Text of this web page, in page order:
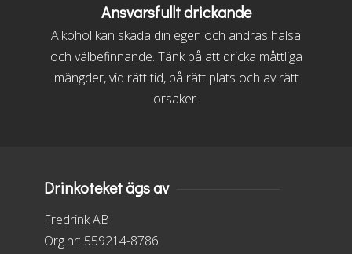
Ansvarsfullt drickande
Alkohol kan skada din egen och andras hälsa
och välbefinnande. Tänk på att dricka måttliga
mängder, vid rätt tid, på rätt plats och av rätt
orsaker.
Drinkoteket ägs av
Fredrink AB
Org.nr: 559214-8786